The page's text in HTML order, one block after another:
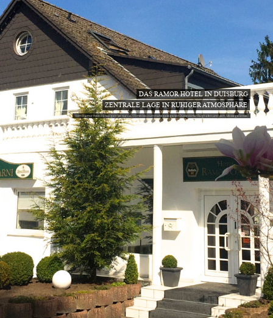
DAS RAMOR HOTEL IN DUISBURG
ZENTRALE LAGE IN RUHIGER ATMOSPHÄRE
Vom Ramor Hotel benötigen Sie nur ca. 15 min bis zum nahegelegenen Düsseldorfer Flughafen und dem Messegelände.